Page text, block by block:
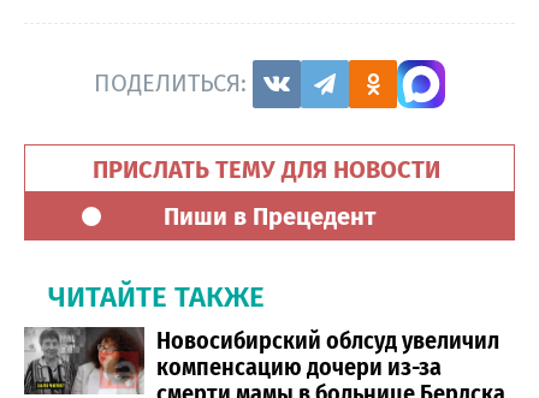
ПОДЕЛИТЬСЯ:
ПРИСЛАТЬ ТЕМУ ДЛЯ НОВОСТИ
Пиши в Прецедент
ЧИТАЙТЕ ТАКЖЕ
Новосибирский облсуд увеличил
компенсацию дочери из-за